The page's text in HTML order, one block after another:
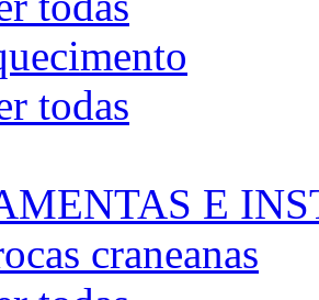
todas
E
craneanas